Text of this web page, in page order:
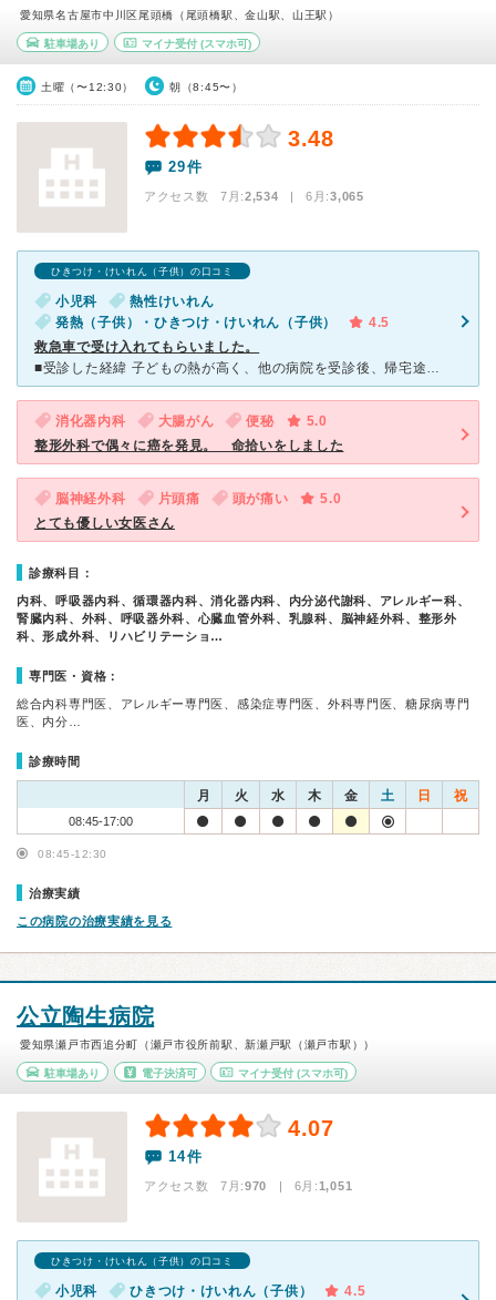
愛知県名古屋市中川区尾頭橋（尾頭橋駅、金山駅、山王駅）
駐車場あり マイナ受付(スマホ可)
土曜（〜12:30） 朝（8:45〜）
3.48
29件
アクセス数 7月:2,534 | 6月:3,065
ひきつけ・けいれん（子供）の口コミ
小児科
熱性けいれん
発熱（子供）・ひきつけ・けいれん（子供）
4.5
救急車で受け入れてもらいました。
■受診した経緯 子どもの熱が高く、他の病院を受診後、帰宅途中のタクシーの中で 子どもが意識を失い、泡を吹きだしてしまいました。 救急車を呼び、搬送されたのがこの病院でした。 ■医療設備
消化器内科 大腸がん 便秘
5.0
整形外科で偶々に癌を発見。 命拾いをしました
脳神経外科 片頭痛 頭が痛い
5.0
とても優しい女医さん
診療科目：
内科、呼吸器内科、循環器内科、消化器内科、内分泌代謝科、アレルギー科、
腎臓内科、外科、呼吸器外科、心臓血管外科、乳腺科、脳神経外科、整形外
科、形成外科、リハビリテーショ…
専門医・資格：
総合内科専門医、アレルギー専門医、感染症専門医、外科専門医、糖尿病専門
医、内分…
診療時間
月 火 水 木 金 土 日 祝
08:45-17:00
08:45-12:30
治療実績
この病院の治療実績を見る
公立陶生病院
愛知県瀬戸市西追分町（瀬戸市役所前駅、新瀬戸駅（瀬戸市駅））
駐車場あり 電子決済可 マイナ受付 (スマホ可)
4.07
14件
アクセス数 7月:970 | 6月:1,051
ひきつけ・けいれん（子供）の口コミ
小児科 ひきつけ・けいれん（子供）
4.5